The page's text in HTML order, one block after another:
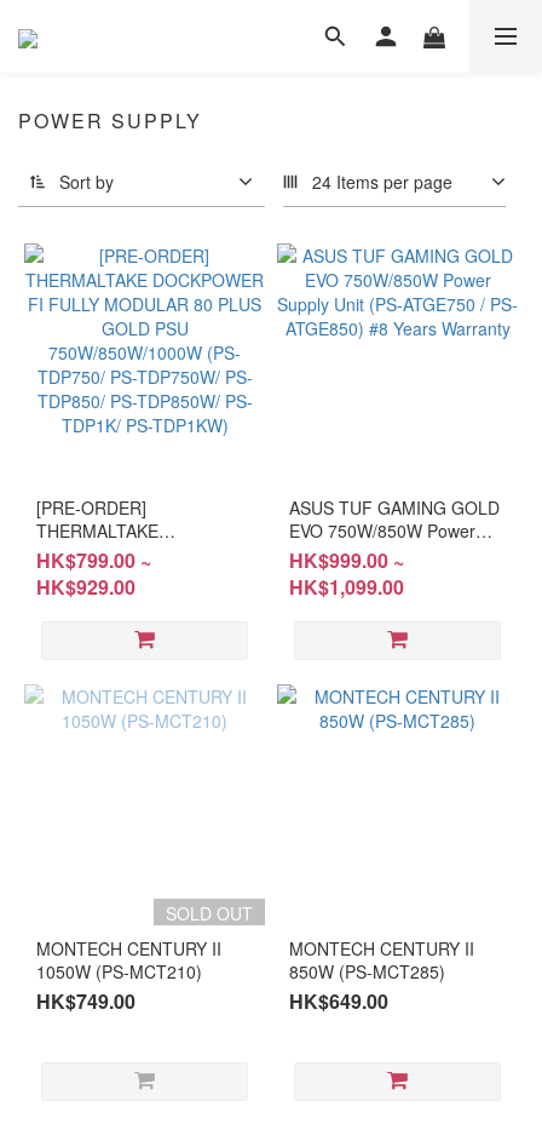
POWER SUPPLY
Sort by 24 Items per page
[PRE-ORDER]
THERMALTAKE
DOCKPOWER FI FULLY
MODULAR 80 PLUS GOLD
PSU 750W/850W/1000W
TDP750W/ PS-TDP850/ PS-
TDP1KW)
HK$799.00 ~
HK$929.00
ASUS TUF GAMING GOLD
EVO 750W/850W Power
Supply Unit (PS-ATGE750 /
PS-ATGE850) #8 Years
Warranty
HK$999.00 ~
HK$1,099.00
SOLD OUT
MONTECH CENTURY II
1050W (PS-MCT210)
HK$749.00
MONTECH CENTURY II
850W (PS-MCT285)
HK$649.00